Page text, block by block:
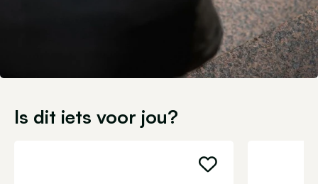
Is dit iets voor jou?